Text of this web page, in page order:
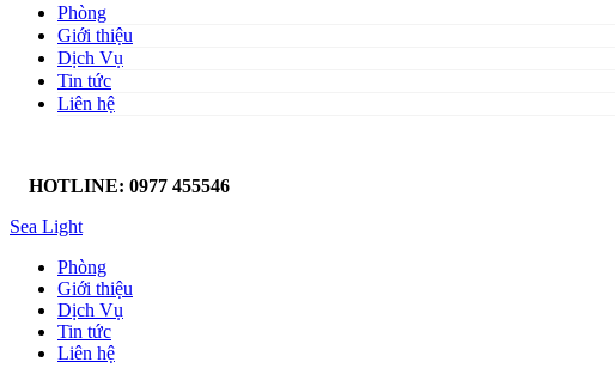
Phòng
Giới thiệu
Dịch Vụ
Tin tức
Liên hệ
HOTLINE: 0977 455546
Sea Light
Phòng
Giới thiệu
Dịch Vụ
Tin tức
Liên hệ